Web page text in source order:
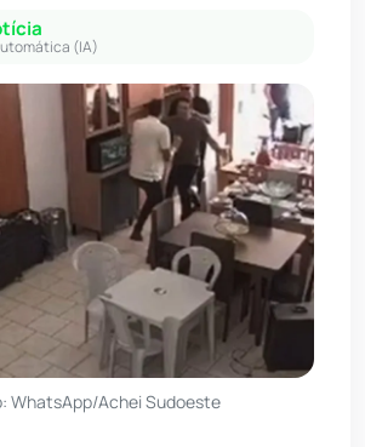
(IA)
WhatsApp/Achei Sudoeste